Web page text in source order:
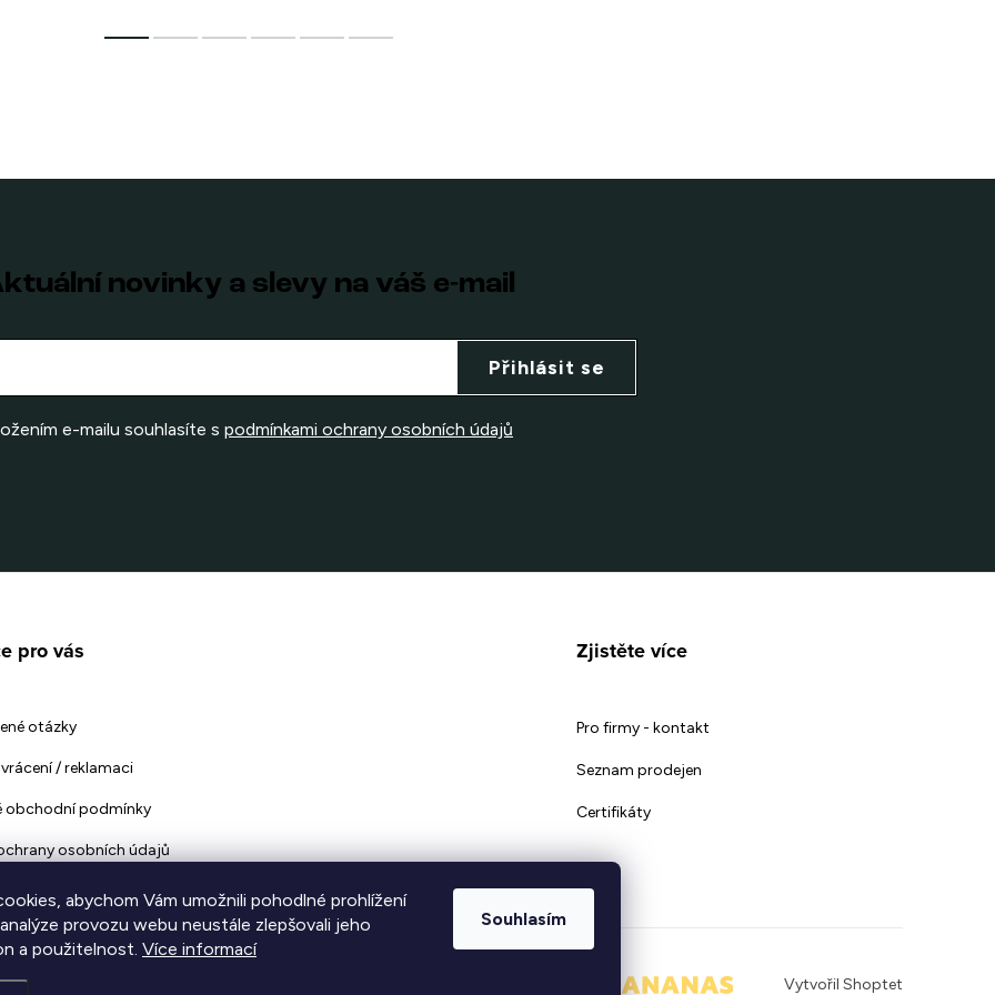
abychom Vám umožnili pohodlné prohlížení
provozu webu neustále zlepšovali jeho
a použitelnost. Více informací
Souhlasím
novinky a slevy na váš e-mail
e-mailu souhlasíte s podmínkami ochrany osobních údajů
Přihlásit se
pro vás
otázky
/ reklamaci
obchodní podmínky
osobních údajů
Zjistěte více
Pro firmy - kontakt
Seznam prodejen
Certifikáty
Vytvořil Shoptet